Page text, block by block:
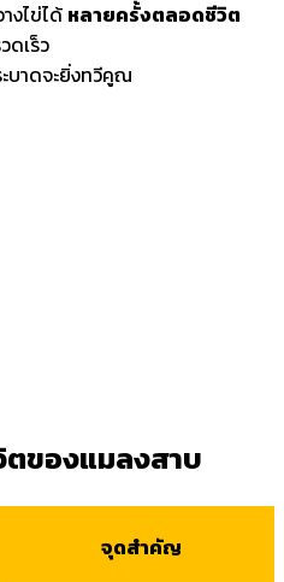
งไข่ได้ หลายครั้งตลอดชีวิต
ดเร็ว
บาดจะยิ่งทวีคูณ
ตของแมลงสาบ
จุดสำคัญ